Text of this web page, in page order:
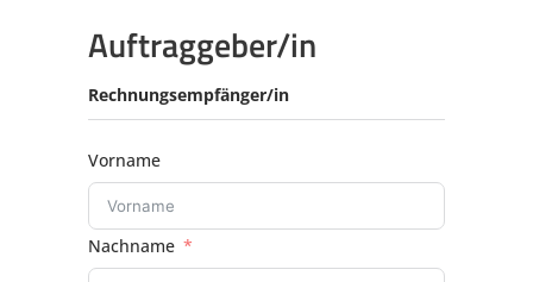
Auftraggeber/in
Rechnungsempfänger/in
Vorname
Nachname